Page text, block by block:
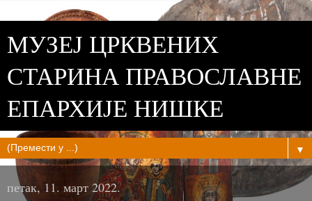
МУЗЕЈ ЦРКВЕНИХ
СТАРИНА ПРАВОСЛАВНЕ
ЕПАРХИЈЕ НИШКЕ
▼
петак, 11. март 2022.